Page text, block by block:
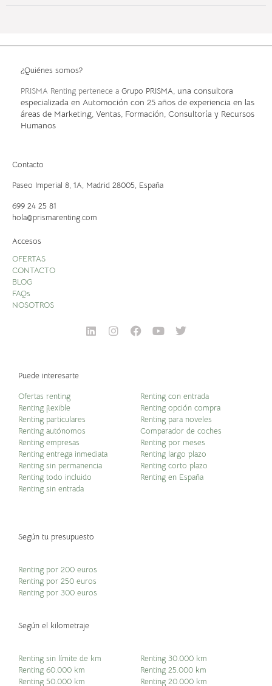
¿Quiénes somos?
PRISMA Renting pertenece a Grupo PRISMA , una consultora
especializada en Automoción con 25 años de experiencia en las
áreas de Marketing, Ventas, Formación, Consultoría y Recursos
Humanos
Contacto
Paseo Imperial 8, 1A, Madrid 28005, España
699 24 25 81
hola@prismarenting.com
Accesos
OFERTAS
CONTACTO
BLOG
FAQs
NOSOTROS
Puede interesarte
Ofertas renting
Renting flexible
Renting particulares
Renting autónomos
Renting empresas
Renting entrega inmediata
Renting sin permanencia
Renting todo incluido
Renting sin entrada
Renting con entrada
Renting opción compra
Renting para noveles
Comparador de coches
Renting por meses
Renting largo plazo
Renting corto plazo
Renting en España
Según tu presupuesto
Renting por 200 euros
Renting por 250 euros
Renting por 300 euros
Según el kilometraje
Renting sin límite de km
Renting 60.000 km
Renting 50.000 km
Renting 30.000 km
Renting 25.000 km
Renting 20.000 km